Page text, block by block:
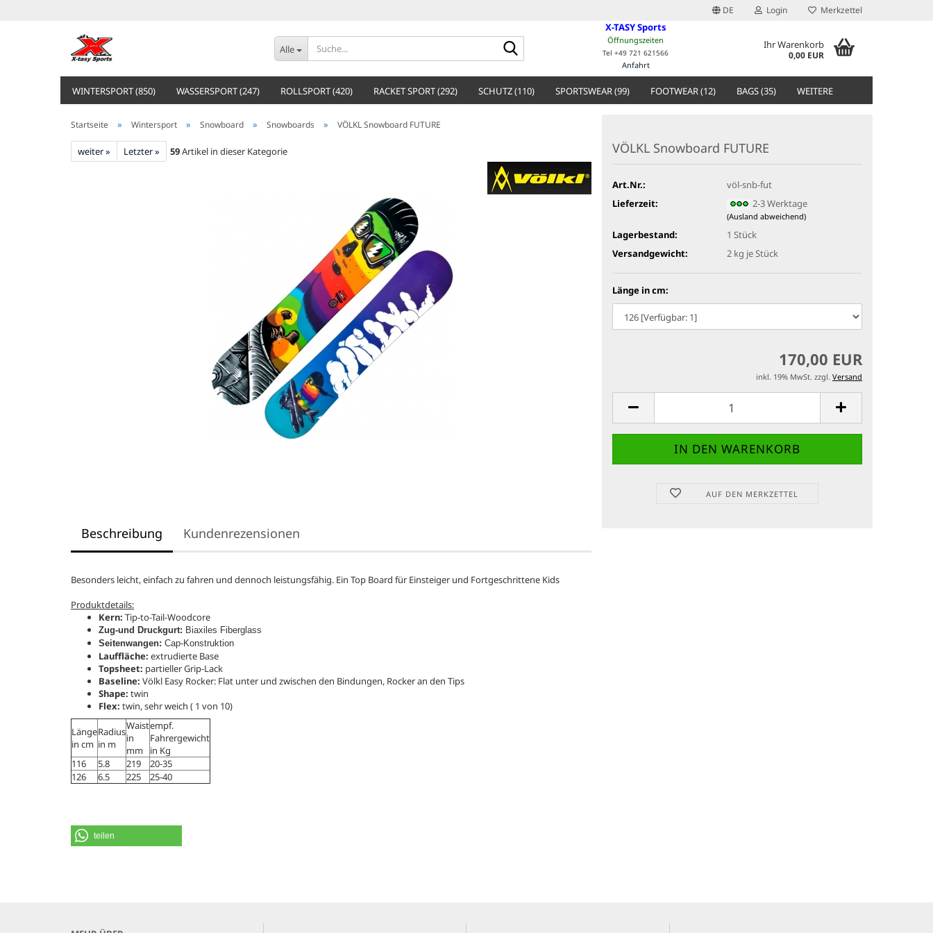
DE Login Merkzettel
Alle
X-TASY Sports
Öffnungszeiten
Tel +49 721 621566
Anfahrt
Ihr Warenkorb
0,00 EUR
WINTERSPORT (850) WASSERSPORT (247) ROLLSPORT (420) RACKET SPORT (292) SCHUTZ (110) SPORTSWEAR (99) FOOTWEAR (12) BAGS (35) WEITERE
Startseite » Wintersport » Snowboard » Snowboards » VÖLKL Snowboard FUTURE
weiter » Letzter » 59Artikel in dieser Kategorie VÖLKL Snowboard FUTURE
Art.Nr.:
völ-snb-fut
Lieferzeit:
2-3 Werktage
(Ausland abweichend)
Lagerbestand: 1 Stück
Versandgewicht:
2 kg je Stück
Länge in cm:
170,00 EUR
inkl. 19% MwSt. zzgl. Versand
AUF DEN MERKZETTEL
Beschreibung Kundenrezensionen
Besonders leicht, einfach zu fahren und dennoch leistungsfähig. Ein Top Board für Einsteiger und Fortgeschrittene Kids
Produktdetails:
Kern: Tip-to-Tail-Woodcore
Zug-und Druckgurt: Biaxiles Fiberglass
Seitenwangen: Cap-Konstruktion
Lauffläche: extrudierte Base
Topsheet: partieller Grip-Lack
Baseline: Völkl Easy Rocker: Flat unter und zwischen den Bindungen, Rocker an den Tips
Shape: twin
Flex: twin, sehr weich ( 1 von 10)
Länge
in cm
Radius
in m
Waist
in
mm
empf.
Fahrergewicht
in Kg
116
5.8 219
20-35
126
6.5 225 25-40
teilen